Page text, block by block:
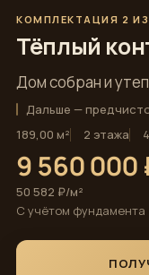
КОМПЛЕКТАЦИЯ 2 ИЗ
Тёплый
Дом собран и
Дальше —
189,00 м²
2 этажа
9 560 000
50 582 ₽/м²
С учётом фундамента